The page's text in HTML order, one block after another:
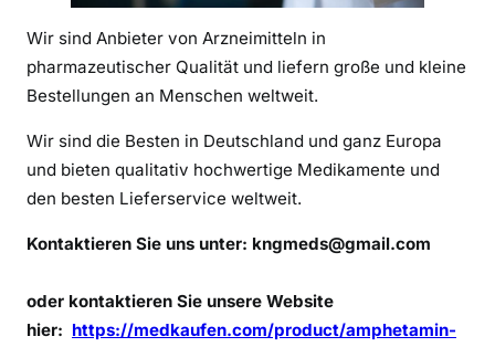
X
a
n
b
e
e
l
e
Wir sind Anbieter von Arzneimitteln in
pharmazeutischer Qualität und liefern große und kleine
Bestellungen an Menschen weltweit.
Wir sind die Besten in Deutschland und ganz Europa
und bieten qualitativ hochwertige Medikamente und
den besten Lieferservice weltweit.
Kontaktieren Sie uns unter: kngmeds@gmail.com
oder kontaktieren Sie unsere Website
hier: https://medkaufen.com/product/amphetamin-